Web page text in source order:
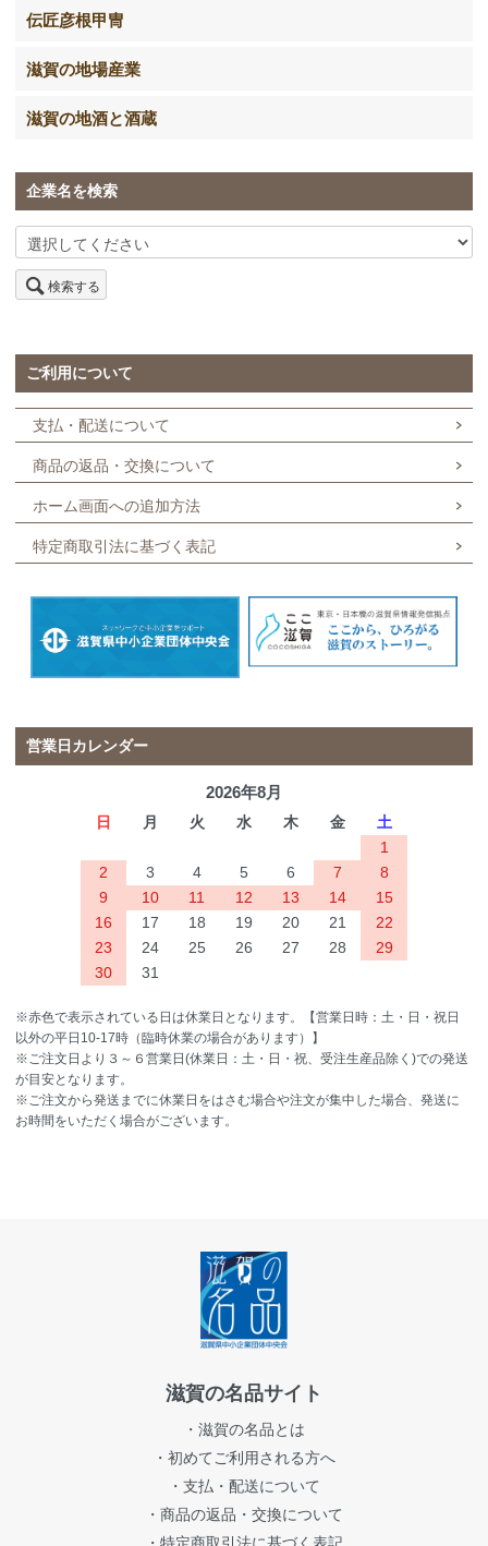
伝匠彦根甲冑
滋賀の地場産業
滋賀の地酒と酒蔵
企業名を検索
検索する
ご利用について
支払・配送について
商品の返品・交換について
ホーム画面への追加方法
特定商取引法に基づく表記
営業日カレンダー
2026年8月
日 月 火 水 木 金
土
1
2
3 4 5 6 7
8
9
10 11 12 13 14
15
16
17 18 19 20 21
22
23
24 25 26 27 28
29
30
31
※赤色で表示されている日は休業日となります。【営業日時：土・日・祝日
以外の平日10-17時（臨時休業の場合があります）】
※ご注文日より３～６営業日(休業日：土・日・祝、受注生産品除く)での発送
が目安となります。
※ご注文から発送までに休業日をはさむ場合や注文が集中した場合、発送に
お時間をいただく場合がございます。
滋賀の名品サイト
・滋賀の名品とは
・初めてご利用される方へ
・支払・配送について
・商品の返品・交換について